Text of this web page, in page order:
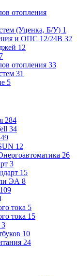
отопления
(Уценка, Б/У) 1
и ОПС 12/24В 32
12
7
отопления 33
31
5
284
34
49
12
26
3
15
ЭА 8
109
тока 5
тока 15
3
10
24